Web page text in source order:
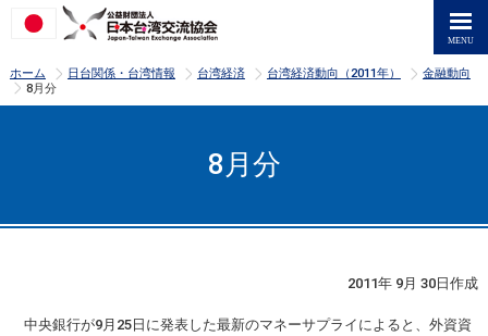
ホーム >
日台関係・台湾情報 >
台湾経済 >
台湾経済動向（2011年） >
金融動向
>
8月分
8月分
2011年 9月 30日作成
中央銀行が9月25日に発表した最新のマネーサプライによると、外資資